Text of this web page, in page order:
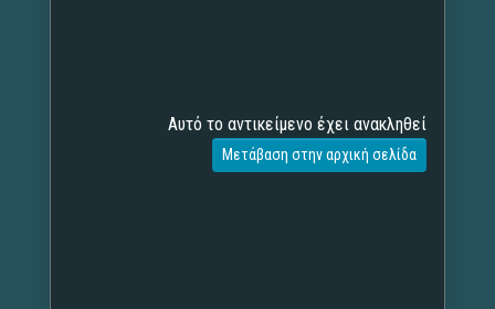
Αυτό το αντικείμενο έχει ανακληθεί
Μετάβαση στην αρχική σελίδα